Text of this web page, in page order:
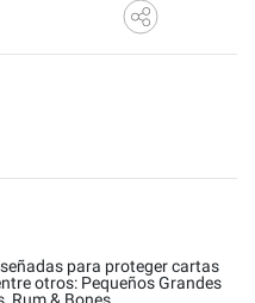
para proteger cartas
otros: Pequeños Grandes